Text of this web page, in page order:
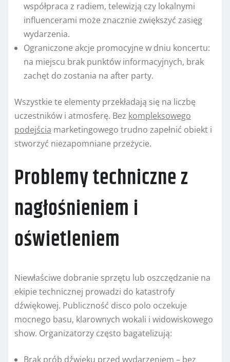
współpraca z radiem, telewizją czy lokalnymi
influencerami może znacznie zwiększyć zasięg
wydarzenia.
Ograniczone akcje promocyjne w dniu koncertu:
na miejscu brak punktów informacyjnych, brak
zachęt do zostania na after party.
Wszystkie te elementy przekładają się na liczbę
uczestników i atmosferę. Bez kompleksowego
podejścia marketingowego trudno zapełnić obiekt i
stworzyć niezapomniane przeżycie.
Problemy techniczne z
nagłośnieniem i
oświetleniem
Niewłaściwe dobranie sprzętu lub oszczędzanie na
ekipie technicznej prowadzi do katastrofy
dźwiękowej. Publiczność disco polo oczekuje
mocnego basu, klarownych wokali i widowiskowego
show. Organizatorzy często bagatelizują:
Brak prób dźwięku przed wydarzeniem – bez